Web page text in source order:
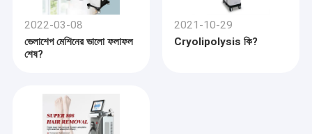
2022-03-08
ভেলাশেপ মেশিনের ভালো ফলাফল
শেষ?
2021-10-29
Cryolipolysis কি?